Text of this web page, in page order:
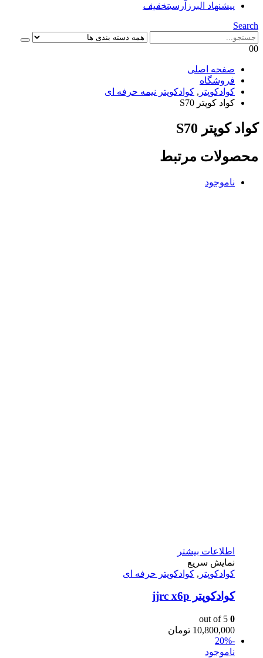
پیشنهاد البرزآرسیتخفیف
Search
00
صفحه اصلی
فروشگاه
کوادکوپتر , کوادکوپتر نیمه حرفه ای
کواد کوپتر S70
کواد کوپتر S70
محصولات مرتبط
ناموجود
اطلاعات بیشتر
نمایش سریع
کوادکوپتر , کوادکوپتر حرفه ای
کوادکوپتر jjrc x6p
0
10,800,000 تومان
-20%
ناموجود